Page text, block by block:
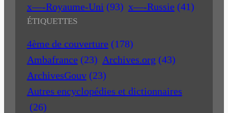
x—-Royaume-Uni (93) x—-Russie (41)
ÉTIQUETTES
4ème de couverture (178)
Ambafrance (23) Archives.org (43)
ArchivesGouv (23)
Autres encyclopédies et dictionnaires
(26)